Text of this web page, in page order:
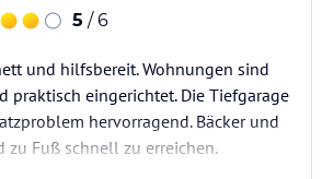
5 / 6
und hilfsbereit. Wohnungen sind
praktisch eingerichtet. Die Tiefgarage
hervorragend. Bäcker und
zu Fuß schnell zu erreichen.